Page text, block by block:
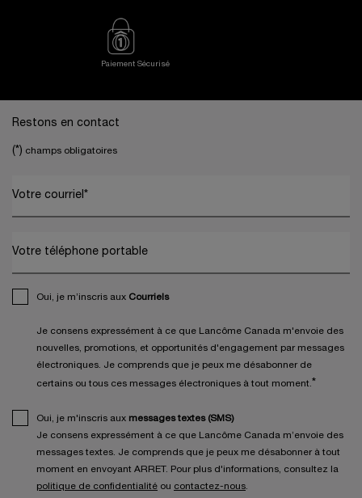
Paiement Sécurisé
Restons en contact
(*) champs obligatoires
Votre courriel *
Votre téléphone portable
Oui, je m’inscris aux Courriels
Je consens expressément à ce que Lancôme Canada m'envoie des
nouvelles, promotions, et opportunités d'engagement par messages
électroniques. Je comprends que je peux me désabonner de
certains ou tous ces messages électroniques à tout moment. *
Oui, je m'inscris aux messages textes (SMS)
Je consens expressément à ce que Lancôme Canada m’envoie des
messages textes. Je comprends que je peux me désabonner à tout
moment en envoyant ARRET. Pour plus d'informations, consultez la
politique de confidentialité ou contactez-nous